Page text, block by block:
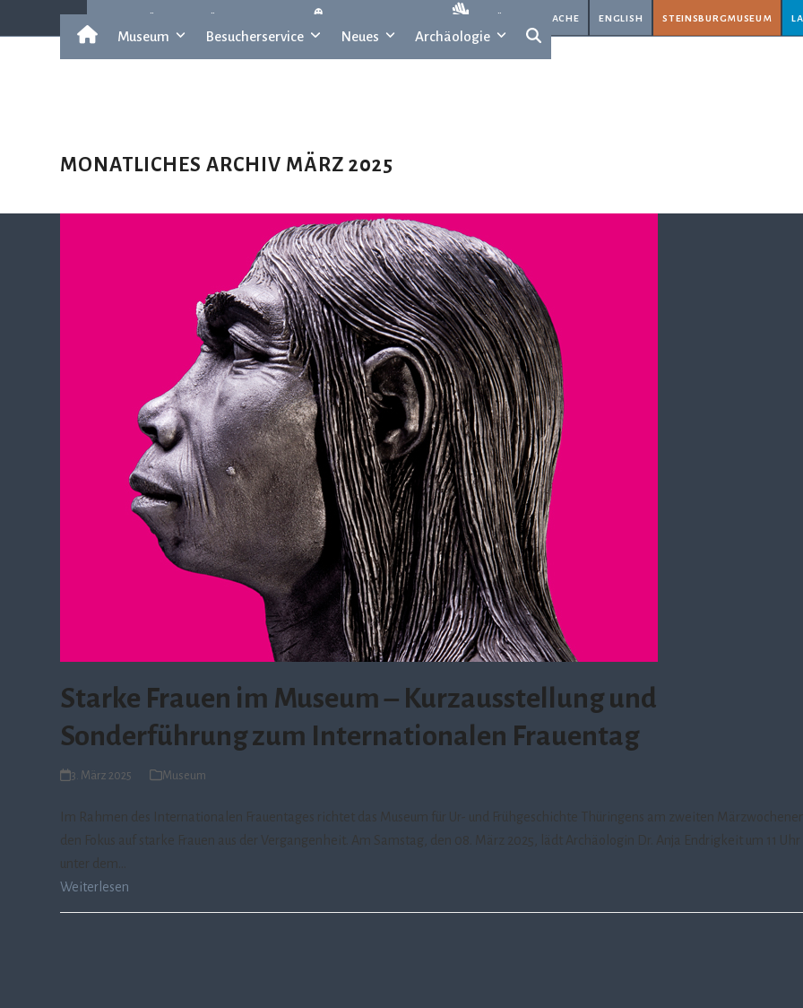
to
gebärdensprache english steinsburgmuseum
Museum Besucherservice Neues Archäologie
MONATLICHES ARCHIV MÄRZ 2025
Starke Frauen im Museum – Kurzausstellung und
Sonderführung zum Internationalen Frauentag
3. März 2025 Museum
Im Rahmen des Internationalen Frauentages richtet das Museum für Ur- und Frühgeschichte Thüringens am zweiten
den Fokus auf starke Frauen aus der Vergangenheit. Am Samstag, den 08. März 2025, lädt Archäologin Dr. Anja Endrigkeit um 11 Uhr
unter dem…
Weiterlesen